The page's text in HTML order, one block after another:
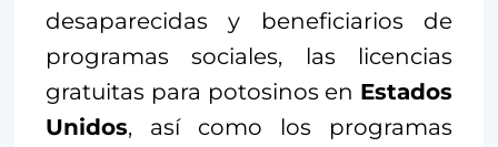
desaparecidas y beneficiarios de
programas sociales, las licencias
gratuitas para potosinos en Estados
Unidos, así como los programas